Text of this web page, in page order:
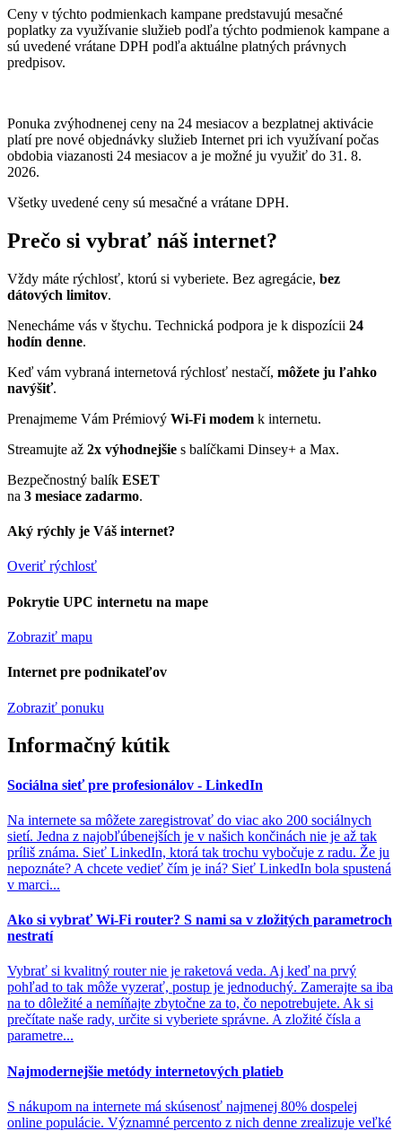
Ceny v týchto podmienkach kampane predstavujú mesačné
poplatky za využívanie služieb podľa týchto podmienok kampane a
sú uvedené vrátane DPH podľa aktuálne platných právnych
predpisov.
Ponuka zvýhodnenej ceny na 24 mesiacov a bezplatnej aktivácie
platípre nové objednávky služieb Internet pri ich využívaní počas
obdobia viazanosti 24 mesiacov a je možné ju využiť do 31. 8.
2026.
Všetky uvedené ceny sú mesačné a vrátane DPH.
Prečo si vybrať náš internet?
Vždy máte rýchlosť, ktorú si vyberiete. Bez agregácie, bez
dátových limitov.
Nenecháme vás v štychu. Technická podpora je k dispozícii 24
hodín denne.
Keď vám vybraná internetová rýchlosť nestačí, môžete ju ľahko
navýšiť.
Prenajmeme Vám Prémiový Wi-Fi modem k internetu.
Streamujte až 2x výhodnejšie s balíčkami Dinsey+ a Max.
Bezpečnostný balík ESET
na 3 mesiace zadarmo.
Aký rýchly je Váš internet?
Overiť rýchlosť
Pokrytie UPC internetu na mape
Zobraziť mapu
Internet pre podnikateľov
Zobraziť ponuku
Informačný kútik
Sociálna sieť pre profesionálov - LinkedIn
Na internete sa môžete zaregistrovať do viac ako 200 sociálnych
sietí. Jedna z najobľúbenejších je v našich končinách nie je až tak
príliš známa. Sieť LinkedIn, ktorá tak trochu vybočuje z radu. Že ju
nepoznáte? A chcete vedieť čím je iná? Sieť LinkedIn bola spustená
v marci...
Ako si vybrať Wi-Fi router? S nami sa v zložitých parametroch
nestratí
Vybrať si kvalitný router nie je raketová veda. Aj keď na prvý
pohľad to tak môže vyzerať, postup je jednoduchý. Zamerajte sa iba
na to dôležité a nemíňajte zbytočne za to, čo nepotrebujete. Ak si
prečítate naše rady, určite si vyberiete správne. A zložité čísla a
parametre...
Najmodernejšie metódy internetových platieb
S nákupom na internete má skúsenosť najmenej 80% dospelej
online populácie. Významné percento z nich denne zrealizuje veľké